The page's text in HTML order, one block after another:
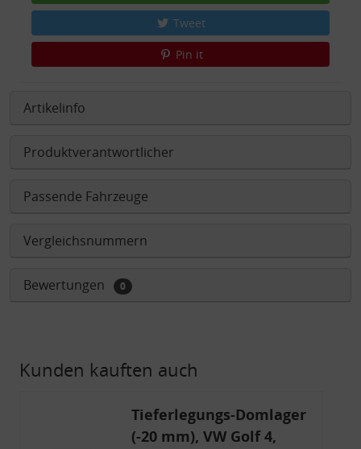
Tweet
Pin it
Artikelinfo
Produktverantwortlicher
Passende Fahrzeuge
Vergleichsnummern
Bewertungen 0
Kunden kauften auch
Tieferlegungs-Domlager
(-20 mm), VW Golf 4,